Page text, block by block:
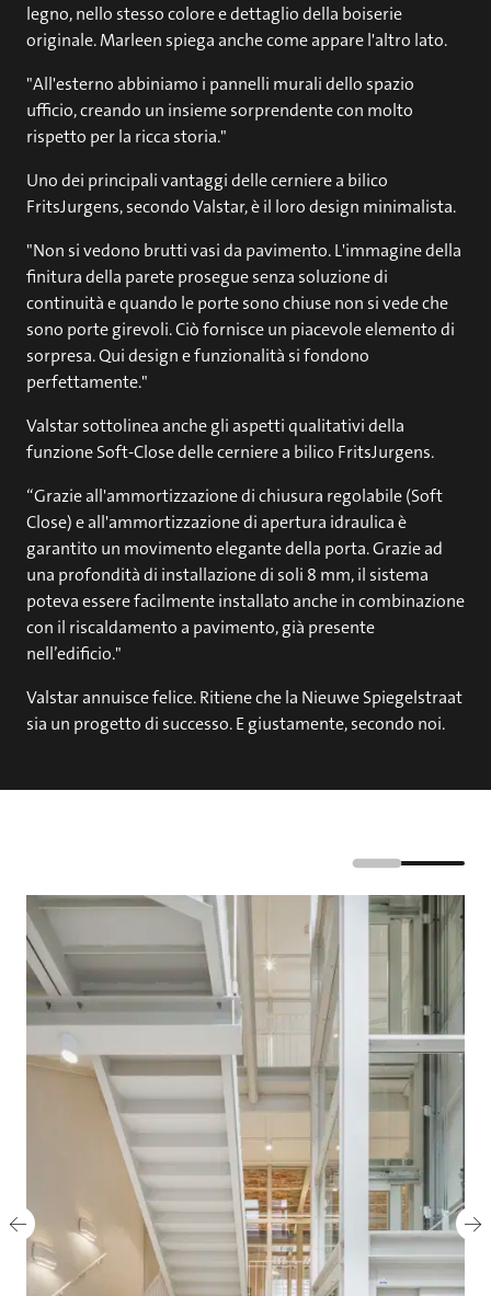
legno, nello stesso colore e dettaglio della boiserie
originale. Marleen spiega anche come appare l'altro lato.
"All'esterno abbiniamo i pannelli murali dello spazio
ufficio, creando un insieme sorprendente con molto
rispetto per la ricca storia."
Uno dei principali vantaggi delle cerniere a bilico
FritsJurgens, secondo Valstar, è il loro design minimalista.
"Non si vedono brutti vasi da pavimento. L'immagine della
finitura della parete prosegue senza soluzione di
continuità e quando le porte sono chiuse non si vede che
sono porte girevoli. Ciò fornisce un piacevole elemento di
sorpresa. Qui design e funzionalità si fondono
perfettamente."
Valstar sottolinea anche gli aspetti qualitativi della
funzione Soft-Close delle cerniere a bilico FritsJurgens.
“Grazie all'ammortizzazione di chiusura regolabile (Soft
Close) e all'ammortizzazione di apertura idraulica è
garantito un movimento elegante della porta. Grazie ad
una profondità di installazione di soli 8 mm, il sistema
poteva essere facilmente installato anche in combinazione
con il riscaldamento a pavimento, già presente
nell’edificio."
Valstar annuisce felice. Ritiene che la Nieuwe Spiegelstraat
sia un progetto di successo. E giustamente, secondo noi.